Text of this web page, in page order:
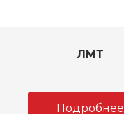
ЛМТ
Подробнее